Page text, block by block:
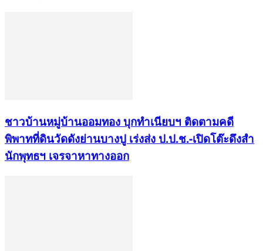
ชาวบ้านหมู่บ้านออมทอง บุกทำเนียบฯ ติดตามคดี
พิพาทที่ดินวัดดังย่านบางปู เร่งส่ง ป.ป.ช.-เปิดโต๊ะดึงสำ
นักพุทธฯ เจรจาหาทางออก